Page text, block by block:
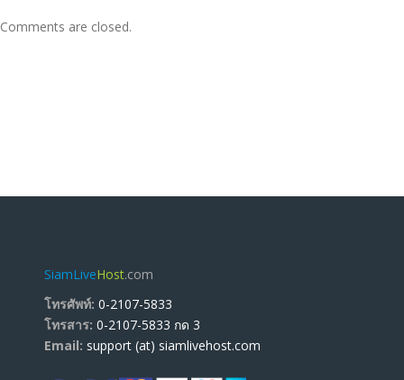
Comments are closed.
SiamLiveHost.com
โทรศัพท์: 0-2107-5833
โทรสาร: 0-2107-5833 กด 3
Email: support (at) siamlivehost.com